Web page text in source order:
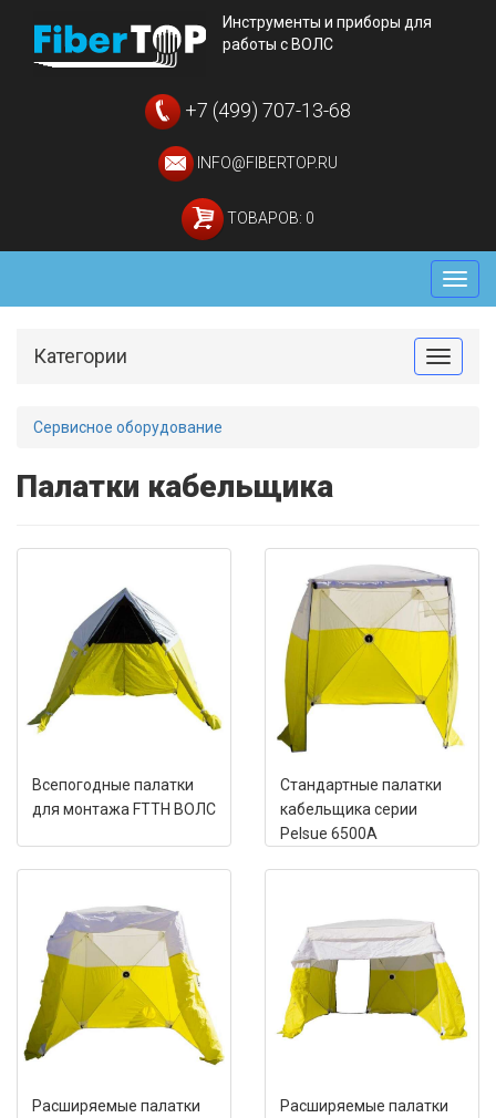
Инструменты и приборы для
работы с ВОЛС
+7 (499) 707-13-68
INFO@FIBERTOP.RU
ТОВАРОВ: 0
Меню
Toggle
Категории
Сервисное оборудование
Палатки кабельщика
Всепогодные палатки
для монтажа FTTH ВОЛС
Стандартные палатки
кабельщика серии
Pelsue 6500A
Расширяемые палатки
Расширяемые палатки